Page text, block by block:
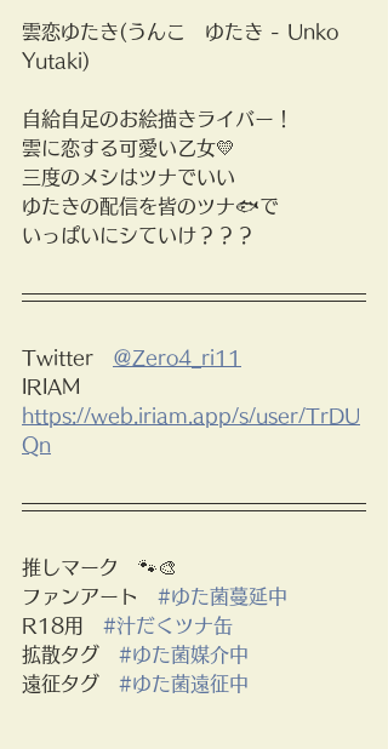
雲恋ゆたき(うんこ　ゆたき - Unko
Yutaki)
自給自足のお絵描きライバー！
雲に恋する可愛い乙女💛
三度のメシはツナでいい
ゆたきの配信を皆のツナ🐟で
いっぱいにシていけ？？？
Twitter ＠Zero4_ri11
IRIAM
https://web.iriam.app/s/user/TrDU
Qn
推しマーク　🐾🎨
ファンアート #ゆた菌蔓延中
R18用 #汁だくツナ缶
拡散タグ #ゆた菌媒介中
遠征タグ #ゆた菌遠征中